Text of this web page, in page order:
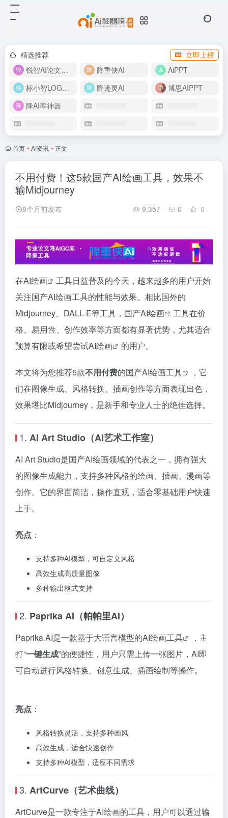
精选推荐
立即上榜
锐智AI论文生成
降重侠AI
AiPPT
标小智LOGO设计
降迹灵AI
博思AIPPT
降AI率神器
首页 • AI资讯 • 正文
不用付费！这5款国产AI绘画工具，效果不
输Midjourney
8个月前发布 9,357 0 0
在AI绘画
工具日益普及的今天，越来越多的用户开始
关注国产AI绘画工具的性能与效果。相比国外的
Midjourney、DALL·E等工具，国产AI绘画
工具在价
格、易用性、创作效率等方面都有显著优势，尤其适合
预算有限或希望尝试AI绘画 的用户。
本文将为您推荐5款不用付费的国产AI绘画工具
，它
们在图像生成、风格转换、插画创作等方面表现出色，
效果堪比Midjourney，是新手和专业人士的绝佳选择。
1. AI Art Studio（AI艺术工作室）
AI Art Studio是国产AI绘画领域的代表之一，拥有强大
的图像生成能力，支持多种风格的绘画、插画、漫画等
创作。它的界面简洁，操作直观，适合零基础用户快速
上手。
亮点 ：
支持多种AI模型，可自定义风格
高效生成高质量图像
多种输出格式支持
2. Paprika AI（帕帕里AI）
Paprika AI是一款基于大语言模型的AI绘画工具
，主
打“一键生成”的便捷性，用户只需上传一张图片，AI即
可自动进行风格转换、创意生成、插画绘制等操作。
亮点 ：
风格转换灵活，支持多种画风
高效生成，适合快速创作
支持多种AI模型，适应不同需求
3. ArtCurve（艺术曲线）
ArtCurve是一款专注于AI绘画的工具，用户可以通过输